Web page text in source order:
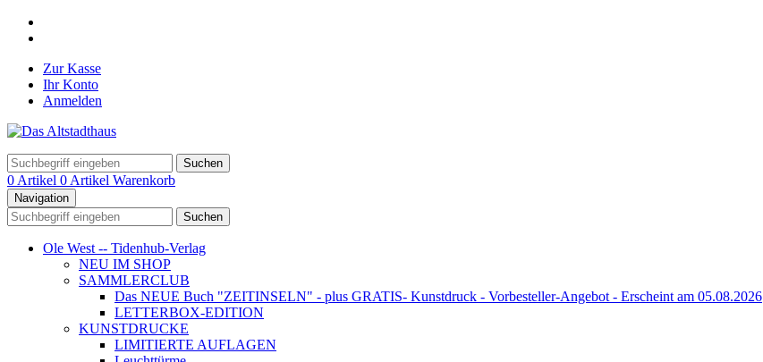
Zur Kasse
Ihr Konto
Anmelden
Suchen
0 Artikel 0 Artikel Warenkorb
Navigation
Suchen
Ole West -- Tidenhub-Verlag
NEU IM SHOP
SAMMLERCLUB
Das NEUE Buch "ZEITINSELN" - plus GRATIS- Kunstdruck - Vorbesteller-Angebot - Erscheint am 05.08.2026
LETTERBOX-EDITION
KUNSTDRUCKE
LIMITIERTE AUFLAGEN